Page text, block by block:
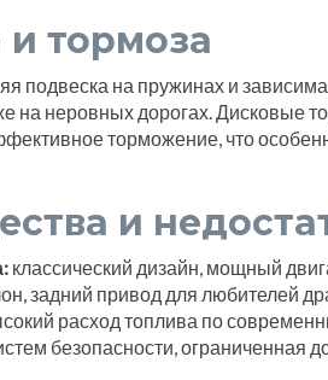
тормоза
подвеска на пружинах и
на неровных дорогах. Дисковые
торможение, что
и
классический дизайн, мощный
задний привод для любителей
расход топлива по
безопасности, ограниченная